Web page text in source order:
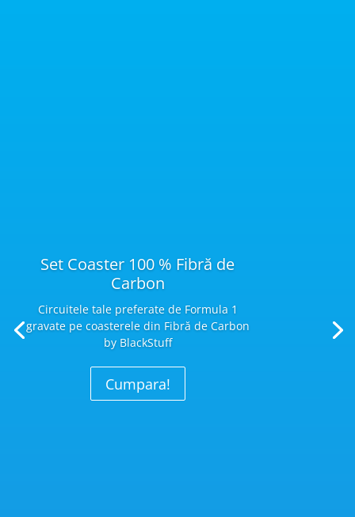
Set Coaster 100 % Fibră de
Carbon
Circuitele tale preferate de Formula 1
gravate pe coasterele din Fibră de Carbon
by BlackStuff
Cumpara!